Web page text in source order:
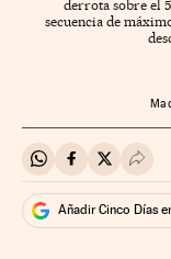
derrota sobre el
secuencia de
Compartir en
Compartir en
Añadir Cinco Días